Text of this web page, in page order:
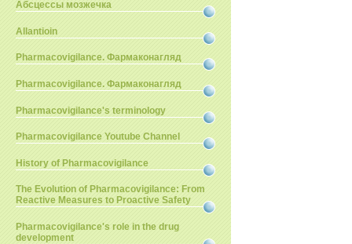
Абсцессы мозжечка
Allantioin
Pharmacovigilance. Фармаконагляд
Pharmacovigilance. Фармаконагляд
Pharmacovigilance's terminology
Pharmacovigilance Youtube Channel
History of Pharmacovigilance
The Evolution of Pharmacovigilance: From
Reactive Measures to Proactive Safety
Pharmacovigilance's role in the drug
development